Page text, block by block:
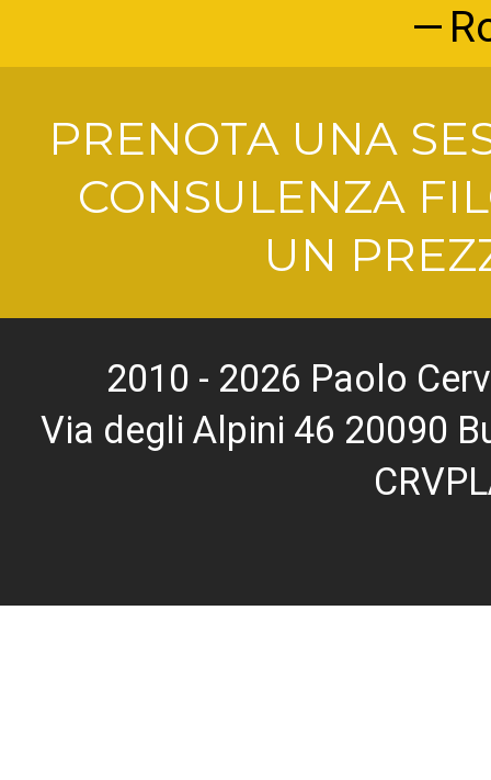
PRENOTA UNA
CONSULENZA
UN
2010 - 2026 Paolo
Via degli Alpini 46 20090